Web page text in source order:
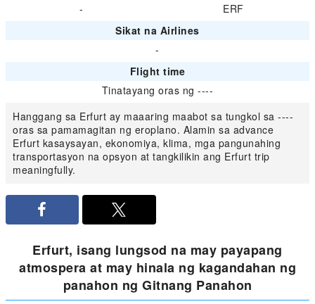
-
ERF
Sikat na Airlines
-
Flight time
Tinatayang oras ng ----
Hanggang sa Erfurt ay maaaring maabot sa tungkol sa ----
oras sa pamamagitan ng eroplano. Alamin sa advance
Erfurt kasaysayan, ekonomiya, klima, mga pangunahing
transportasyon na opsyon at tangkilikin ang Erfurt trip
meaningfully.
Erfurt, isang lungsod na may payapang
atmospera at may hinala ng kagandahan ng
panahon ng Gitnang Panahon